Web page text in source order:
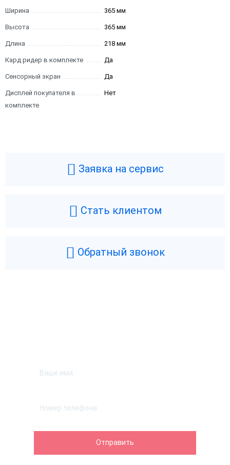
Ширина 365 мм
Высота 365 мм
Длина 218 мм
Кард ридер в комплекте Да
Сенсорный экран Да
Дисплей покупателя в
комплекте
Нет
Коробка
Снято с продажи
Заявка на сервис
Стать клиентом
Обратный звонок